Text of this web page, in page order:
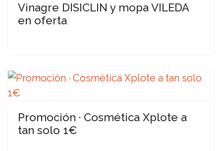
Vinagre DISICLIN y mopa VILEDA
en oferta
Promoción · Cosmética Xplote a
tan solo 1€